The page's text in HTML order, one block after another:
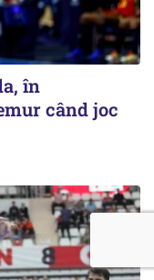
în
când joc